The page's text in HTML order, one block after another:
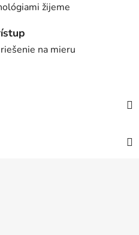
žijeme
na mieru